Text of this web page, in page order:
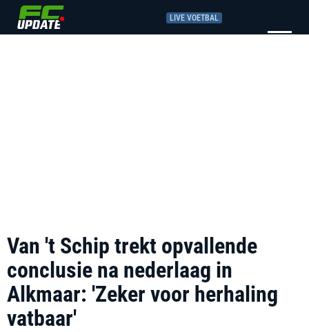
LIVE VOETBAL
Van 't Schip trekt opvallende
conclusie na nederlaag in
Alkmaar: 'Zeker voor herhaling
vatbaar'